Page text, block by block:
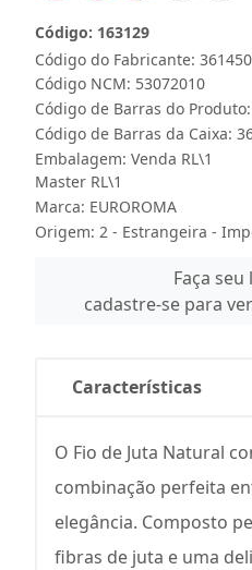
Código do Fabricante: 361450
Código: 163129
Código NCM: 53072010
Código de Barras do
Código de Barras da Caixa:
Embalagem: Venda RL\1
Master RL\1
Marca: EUROROMA
Origem: 2 - Estrangeira -
Faça
cadastre-se para
Características
O Fio de Juta Natural
combinação perfeita
elegância. Composto
fibras de juta e uma